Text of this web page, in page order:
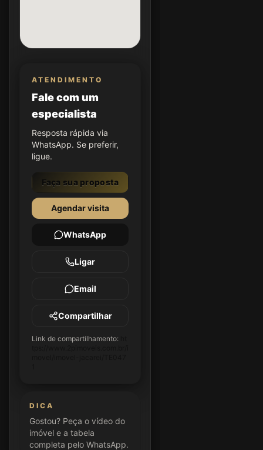
ATENDIMENTO
Fale com um
especialista
Resposta rápida via
WhatsApp. Se preferir,
ligue.
Faça sua proposta
Agendar visita
WhatsApp
Ligar
Email
Compartilhar
Link de compartilhamento:
DICA
Gostou? Peça o vídeo do
imóvel e a tabela
completa pelo WhatsApp.